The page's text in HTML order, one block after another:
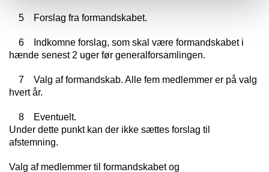
5 Forslag fra formandskabet.
6 Indkomne forslag, som skal være formandskabet i
hænde senest 2 uger før generalforsamlingen.
7 Valg af formandskab. Alle fem medlemmer er på valg
hvert år.
8 Eventuelt.
Under dette punkt kan der ikke sættes forslag til
afstemning.
Valg af medlemmer til formandskabet og